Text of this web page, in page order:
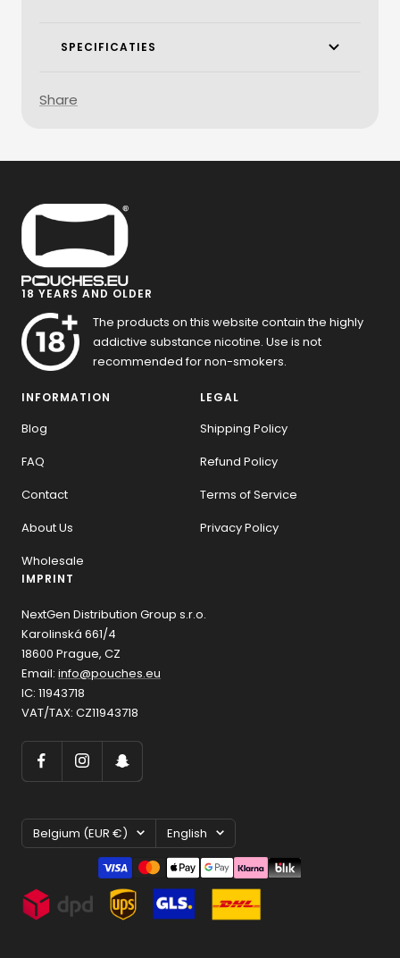
SPECIFICATIES
Share
18 YEARS AND OLDER
The products on this website contain the highly
addictive substance nicotine. Use is not
recommended for non-smokers.
INFORMATION
Blog
FAQ
Contact
About Us
Wholesale
LEGAL
Shipping Policy
Refund Policy
Terms of Service
Privacy Policy
IMPRINT
NextGen Distribution Group s.r.o.
Karolinská 661/4
18600 Prague, CZ
Email: info@pouches.eu
IC: 11943718
VAT/TAX: CZ11943718
Country/region
Belgium (EUR €) Language
English